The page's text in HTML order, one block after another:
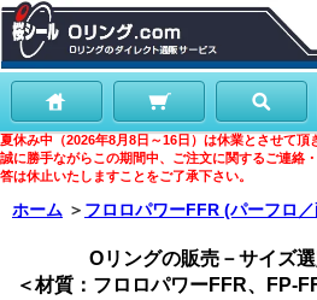
夏休み中（2026年8月8日～16日）は休業とさせて頂
誠に勝手ながらこの期間中、ご注文に関するご連絡
答は休止いたしますことをご了承下さい。
ホーム ＞ フロロパワーFFR (パーフロ
Oリングの販売－サイズ
＜材質：フロロパワーFFR、FP-